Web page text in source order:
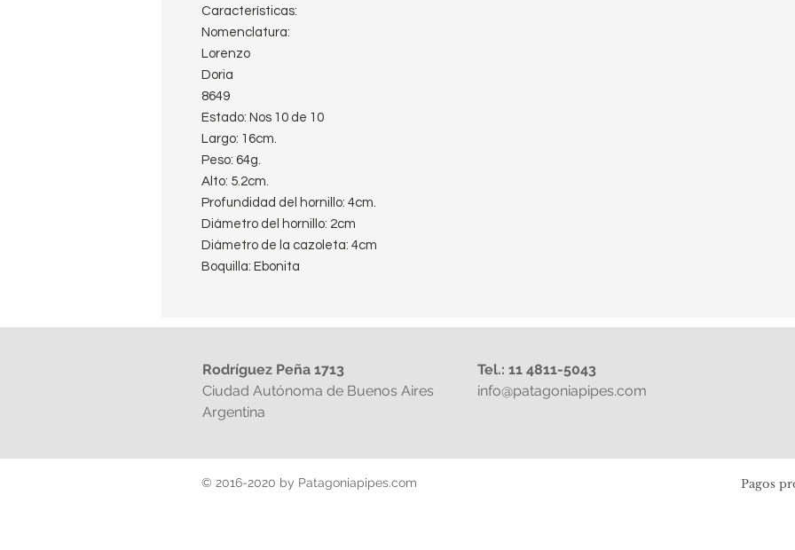
Características:
Nomenclatura:
Lorenzo
Doria
8649
Estado: Nos 10 de 10
Largo: 16cm.
Peso: 64g.
Alto: 5.2cm.
Profundidad del hornillo: 4cm.
Diámetro del hornillo: 2cm
Diámetro de la cazoleta: 4cm
Boquilla: Ebonita
Terminación: Sandblasted
País: Italy
Rodríguez Peña 1713
Ciudad Autónoma de Buenos Aires
Argentina
Tel.: 11 4811-5043
info@patagoniapipes.com
© 2016-2020 by Patagoniapipes.com Pagos